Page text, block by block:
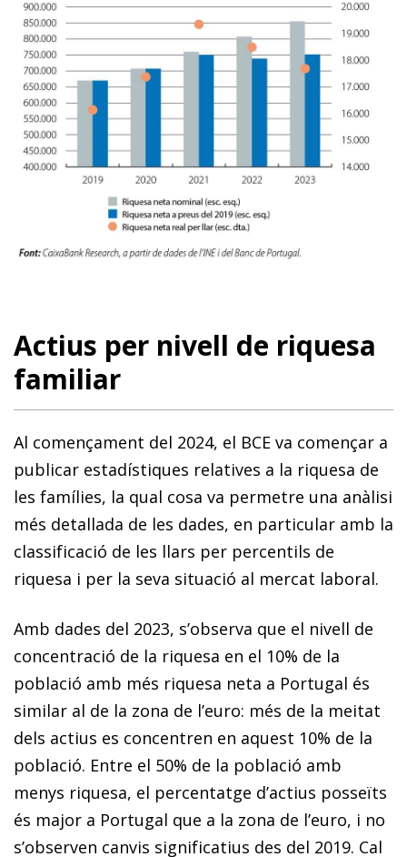
Actius per nivell de riquesa
familiar
Al començament del 2024, el BCE va començar a
publicar estadístiques relatives a la riquesa de
les famílies, la qual cosa va permetre una anàlisi
més detallada de les dades, en particular amb la
classificació de les llars per percentils de
riquesa i per la seva situació al mercat laboral.
Amb dades del 2023, s’observa que el nivell de
concentració de la riquesa en el 10% de la
població amb més riquesa neta a Portugal és
similar al de la zona de l’euro: més de la meitat
dels actius es concentren en aquest 10% de la
població. Entre el 50% de la població amb
menys riquesa, el percentatge d’actius posseïts
és major a Portugal que a la zona de l’euro, i no
s’observen canvis significatius des del 2019. Cal